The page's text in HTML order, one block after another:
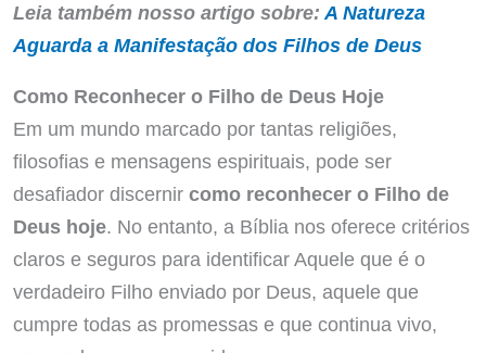
Leia também nosso artigo sobre: A Natureza
Aguarda a Manifestação dos Filhos de Deus
Como Reconhecer o Filho de Deus Hoje
Em um mundo marcado por tantas religiões,
filosofias e mensagens espirituais, pode ser
desafiador discernir como reconhecer o Filho de
Deus hoje. No entanto, a Bíblia nos oferece critérios
claros e seguros para identificar Aquele que é o
verdadeiro Filho enviado por Deus, aquele que
cumpre todas as promessas e que continua vivo,